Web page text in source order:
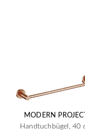
MODERN
Handtuchbügel, 40